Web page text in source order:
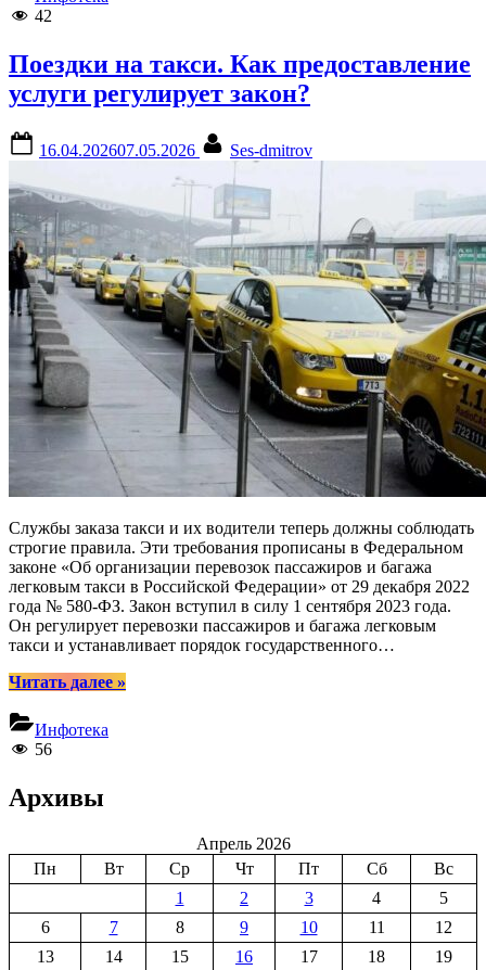
42
Поездки на такси. Как предоставление
услуги регулирует закон?
on
16.04.202607.05.2026 Ses-dmitrov
Службы заказа такси и их водители теперь должны соблюдать
строгие правила. Эти требования прописаны в Федеральном
законе «Об организации перевозок пассажиров и багажа
легковым такси в Российской Федерации» от 29 декабря 2022
года № 580-ФЗ. Закон вступил в силу 1 сентября 2023 года.
Он регулирует перевозки пассажиров и багажа легковым
такси и устанавливает порядок государственного…
Читать далее“Поездки
»
Инфотека
56
Архивы
Апрель 2026
Пн
Вт Ср Чт Пт Сб
Вс
1
2 3 4
5
6
7 8 9 10 11
12
13
14 15 16 17 18
19